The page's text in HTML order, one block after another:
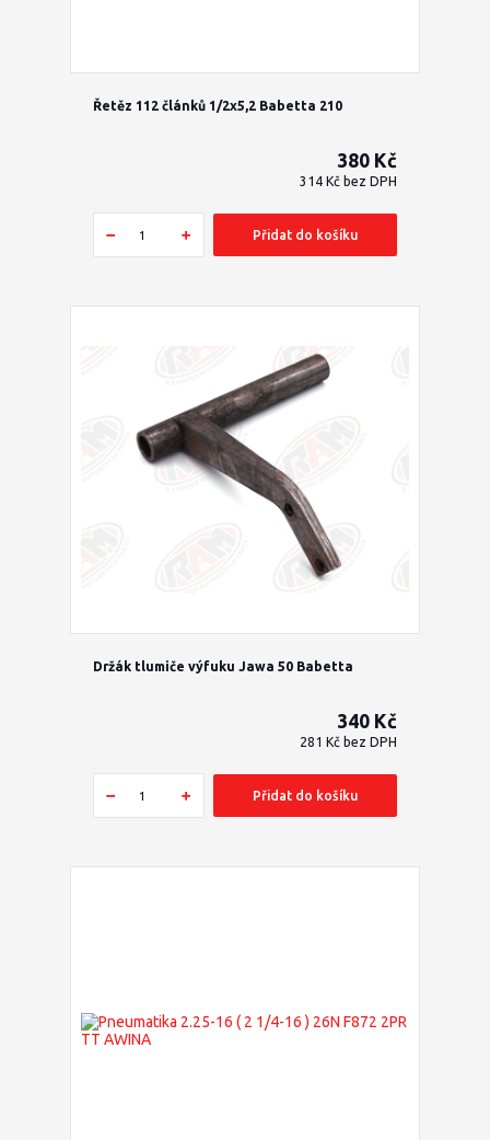
Řetěz 112 článků 1/2x5,2 Babetta 210
380 Kč
314 Kč bez DPH
Přidat do košíku
Držák tlumiče výfuku Jawa 50 Babetta
340 Kč
281 Kč bez DPH
Přidat do košíku